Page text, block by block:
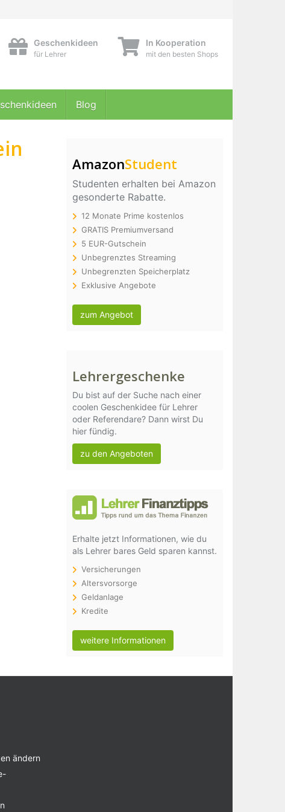
Geschenkideen
für Lehrer
In Kooperation
mit den besten Shops
Blog
AmazonStudent
Studenten erhalten bei Amazon
gesonderte Rabatte.
12 Monate Prime kostenlos
GRATIS Premiumversand
5 EUR-Gutschein
Unbegrenztes Streaming
Unbegrenzten Speicherplatz
Exklusive Angebote
zum Angebot
Lehrergeschenke
Du bist auf der Suche nach einer
coolen Geschenkidee für Lehrer
oder Referendare? Dann wirst Du
hier fündig.
zu den Angeboten
Erhalte jetzt Informationen, wie du
als Lehrer bares Geld sparen kannst.
Versicherungen
Altersvorsorge
Geldanlage
Kredite
weitere Informationen
ändern